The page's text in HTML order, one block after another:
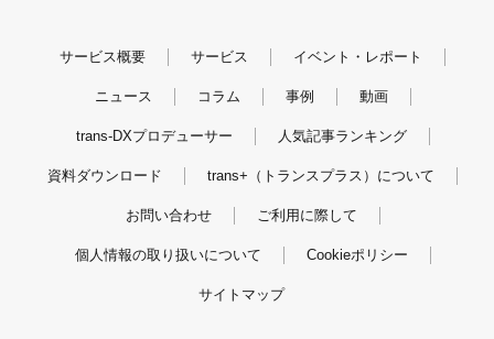
サービス概要 サービス イベント・レポート
ニュース コラム 事例 動画
trans-DXプロデューサー 人気記事ランキング
資料ダウンロード trans+（トランスプラス）について
お問い合わせ ご利用に際して
個人情報の取り扱いについて Cookieポリシー
サイトマップ